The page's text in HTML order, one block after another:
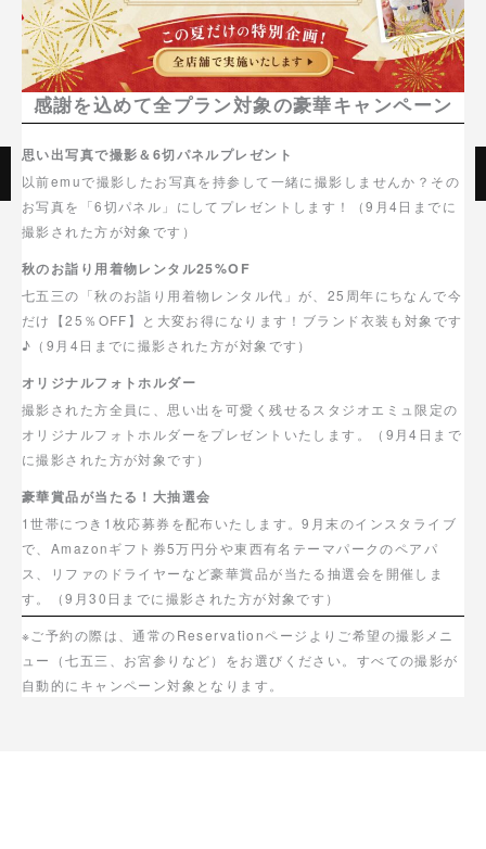
感謝を込めて全プラン対象の豪華キャンペーン
思い出写真で撮影＆6切パネルプレゼント
以前emuで撮影したお写真を持参して一緒に撮影しませんか？その
お写真を「6切パネル」にしてプレゼントします！（9月4日までに
撮影された方が対象です）
秋のお詣り用着物レンタル25%OF
七五三の「秋のお詣り用着物レンタル代」が、25周年にちなんで今
だけ【25％OFF】と大変お得になります！ブランド衣装も対象です
♪（9月4日までに撮影された方が対象です）
オリジナルフォトホルダー
撮影された方全員に、思い出を可愛く残せるスタジオエミュ限定の
オリジナルフォトホルダーをプレゼントいたします。（9月4日まで
に撮影された方が対象です）
豪華賞品が当たる！大抽選会
1世帯につき1枚応募券を配布いたします。9月末のインスタライブ
で、Amazonギフト券5万円分や東西有名テーマパークのペアパ
ス、リファのドライヤーなど豪華賞品が当たる抽選会を開催しま
す。（9月30日までに撮影された方が対象です）
※ご予約の際は、通常のReservationページよりご希望の撮影メニ
ュー（七五三、お宮参りなど）をお選びください。すべての撮影が
自動的にキャンペーン対象となります。